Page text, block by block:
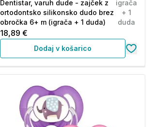
Dentistar, varuh dude - zajček z
ortodontsko silikonsko dudo brez
obročka 6+ m (igrača + 1 duda)
igrača
+ 1
duda
18,89 €
Dodaj v košarico